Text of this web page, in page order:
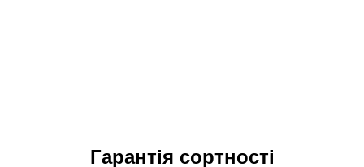
Гарантія сортності